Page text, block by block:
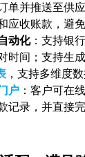
单并推送至供
应收账款，避免
动化：支持银
时间；支持生
，支持多维度数
户 ：客户可在
记录，并直接